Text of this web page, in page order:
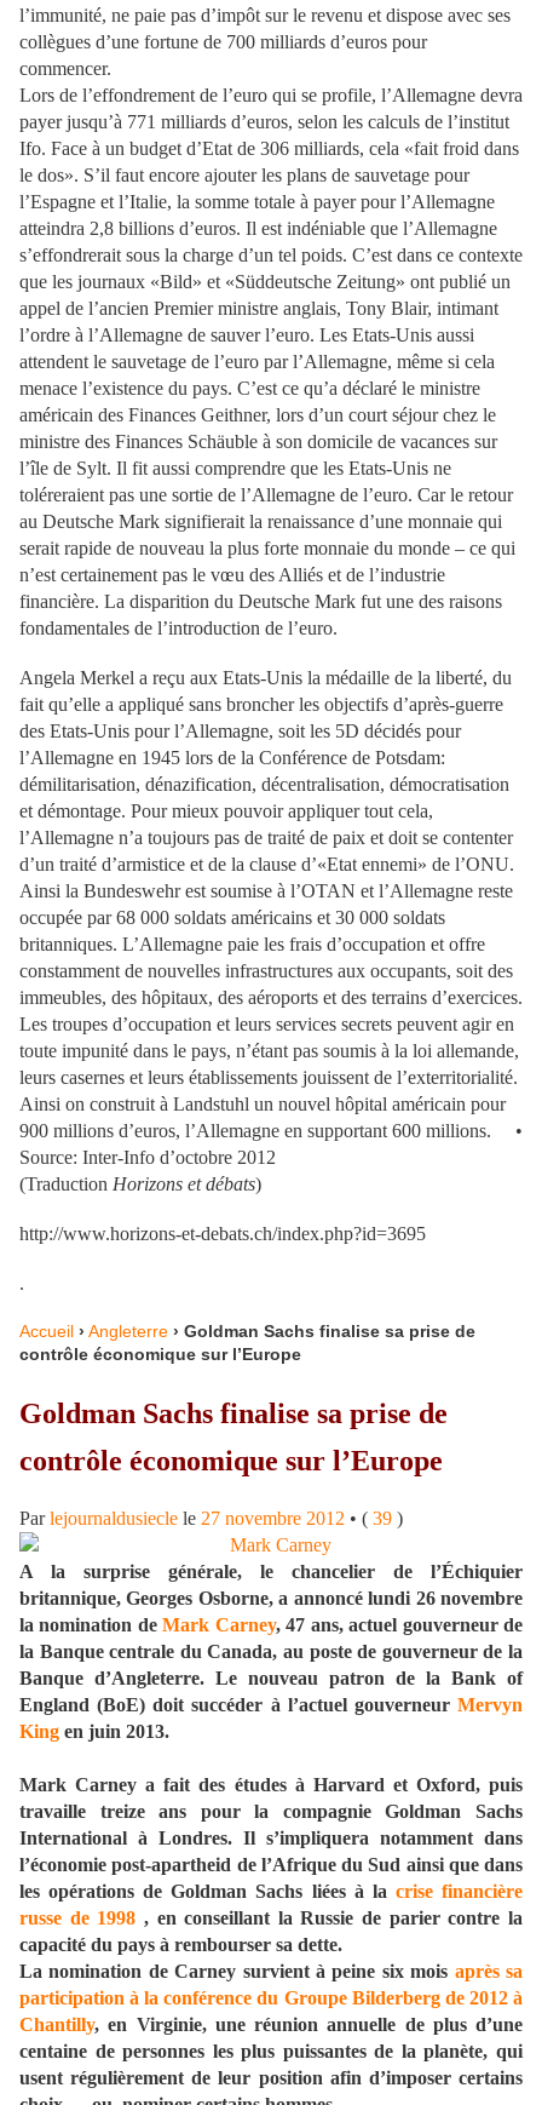
l’immunité, ne paie pas d’impôt sur le revenu et dispose avec ses
collègues d’une fortune de 700 milliards d’euros pour
commencer.
Lors de l’effondrement de l’euro qui se profile, l’Allemagne devra
payer jusqu’à 771 milliards d’euros, selon les calculs de l’institut
Ifo. Face à un budget d’Etat de 306 milliards, cela «fait froid dans
le dos». S’il faut encore ajouter les plans de sauvetage pour
l’Espagne et l’Italie, la somme totale à payer pour l’Allemagne
atteindra 2,8 billions d’euros. Il est indéniable que l’Allemagne
s’effondrerait sous la charge d’un tel poids. C’est dans ce contexte
que les journaux «Bild» et «Süddeutsche Zeitung» ont publié un
appel de l’ancien Premier ministre anglais, Tony Blair, intimant
l’ordre à l’Allemagne de sauver l’euro. Les Etats-Unis aussi
attendent le sauvetage de l’euro par l’Allemagne, même si cela
menace l’existence du pays. C’est ce qu’a déclaré le ministre
américain des Finances Geithner, lors d’un court séjour chez le
ministre des Finances Schäuble à son domicile de vacances sur
l’île de Sylt. Il fit aussi comprendre que les Etats-Unis ne
toléreraient pas une sortie de l’Allemagne de l’euro. Car le retour
au Deutsche Mark signifierait la renaissance d’une monnaie qui
serait rapide de nouveau la plus forte monnaie du monde – ce qui
n’est certainement pas le vœu des Alliés et de l’industrie
financière. La disparition du Deutsche Mark fut une des raisons
fondamentales de l’introduction de l’euro.
Angela Merkel a reçu aux Etats-Unis la médaille de la liberté, du
fait qu’elle a appliqué sans broncher les objectifs d’après-guerre
des Etats-Unis pour l’Allemagne, soit les 5D décidés pour
l’Allemagne en 1945 lors de la Conférence de Potsdam:
démilitarisation, dénazification, décentralisation, démocratisation
et démontage. Pour mieux pouvoir appliquer tout cela,
l’Allemagne n’a toujours pas de traité de paix et doit se contenter
d’un traité d’armistice et de la clause d’«Etat ennemi» de l’ONU.
Ainsi la Bundeswehr est soumise à l’OTAN et l’Allemagne reste
occupée par 68 000 soldats américains et 30 000 soldats
britanniques. L’Allemagne paie les frais d’occupation et offre
constamment de nouvelles infrastructures aux occupants, soit des
immeubles, des hôpitaux, des aéroports et des terrains d’exercices.
Les troupes d’occupation et leurs services secrets peuvent agir en
toute impunité dans le pays, n’étant pas soumis à la loi allemande,
leurs casernes et leurs établissements jouissent de l’exterritorialité.
Ainsi on construit à Landstuhl un nouvel hôpital américain pour
900 millions d’euros, l’Allemagne en supportant 600 millions. •
Source: Inter-Info d’octobre 2012
(Traduction Horizons et débats)
http://www.horizons-et-debats.ch/index.php?id=3695
.
Accueil › Angleterre › Goldman Sachs finalise sa prise de
contrôle économique sur l’Europe
Goldman Sachs finalise sa prise de
contrôle économique sur l’Europe
Parlejournaldusiecle le 27 novembre 2012 • ( 39 )
A la surprise générale, le chancelier de l’Échiquier
britannique, Georges Osborne, a annoncé lundi 26 novembre
la nomination deMark Carney, 47 ans, actuel gouverneur de
la Banque centrale du Canada, au poste de gouverneur de la
Banque d’Angleterre. Le nouveau patron de la Bank of
England (BoE) doit succéder à l’actuel gouverneur Mervyn
King en juin 2013.
Mark Carney a fait des études à Harvard et Oxford, puis
travaille treize ans pour la compagnie Goldman Sachs
International à Londres. Il s’impliquera notamment dans
l’économie post-apartheid de l’Afrique du Sud ainsi que dans
les opérations de Goldman Sachs liées à la crise financière
russe de 1998 , en conseillant la Russie de parier contre la
capacité du pays à rembourser sa dette.
La nomination de Carney survient à peine six mois après sa
participation à la conférence du Groupe Bilderberg de 2012 à
Chantilly, en Virginie, une réunion annuelle de plus d’une
centaine de personnes les plus puissantes de la planète, qui
usent régulièrement de leur position afin d’imposer certains